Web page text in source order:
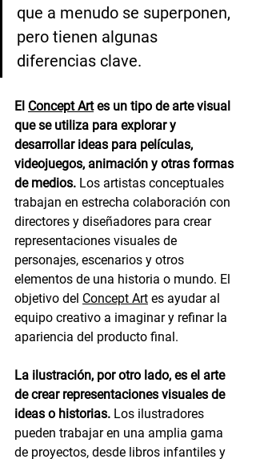
que a menudo se superponen,
pero tienen algunas
diferencias clave.
El Concept Art es un tipo de arte visual
que se utiliza para explorar y
desarrollar ideas para películas,
videojuegos, animación y otras formas
de medios. Los artistas conceptuales
trabajan en estrecha colaboración con
directores y diseñadores para crear
representaciones visuales de
personajes, escenarios y otros
elementos de una historia o mundo. El
objetivo del Concept Art es ayudar al
equipo creativo a imaginar y refinar la
apariencia del producto final.
La ilustración, por otro lado, es el arte
de crear representaciones visuales de
ideas o historias. Los ilustradores
pueden trabajar en una amplia gama
de proyectos, desde libros infantiles y